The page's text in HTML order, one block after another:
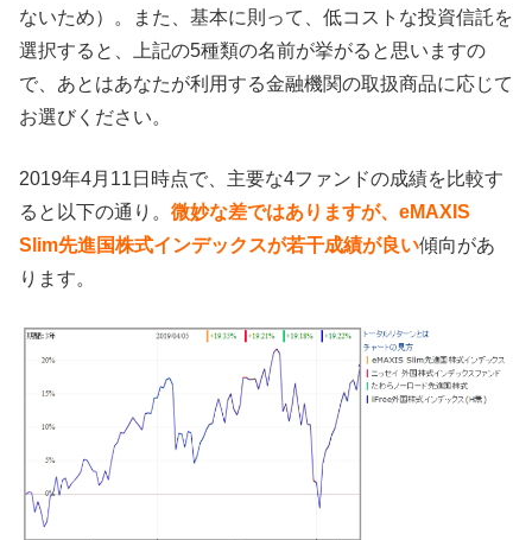
ないため）。また、基本に則って、低コストな投資信託を
選択すると、上記の5種類の名前が挙がると思いますの
で、あとはあなたが利用する金融機関の取扱商品に応じて
お選びください。
2019年4月11日時点で、主要な4ファンドの成績を比較す
ると以下の通り。 微妙な差ではありますが、eMAXIS
Slim先進国株式インデックスが若干成績が良い傾向があ
ります。